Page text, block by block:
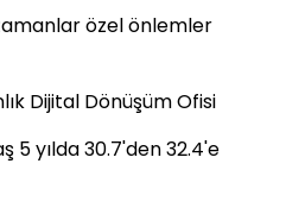
özel önlemler
Dijital Dönüşüm Ofisi
5 yılda 30.7'den 32.4'e